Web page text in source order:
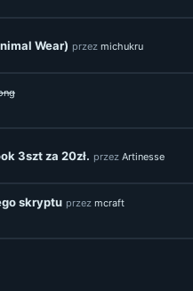
Wear) przez michukru
3szt za 20zł. przez Artinesse
skryptu przez mcraft